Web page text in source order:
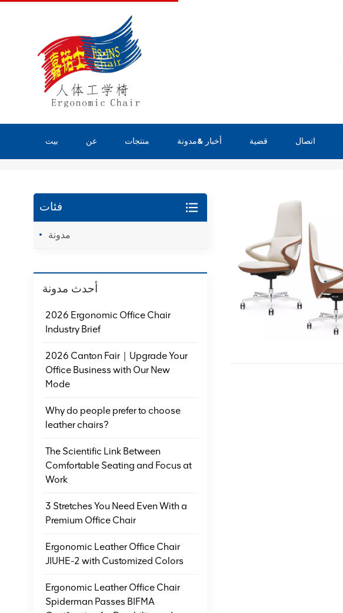
بيت عن منتجات أخبار &مدونة قضية اتصال
يبحث
فئات
مدونة
أحدث مدونة
2026 Ergonomic Office Chair
Industry Brief
2026 Canton Fair｜Upgrade Your
Office Business with Our New
Mode
Why do people prefer to choose
leather chairs?
The Scientific Link Between
Comfortable Seating and Focus at
Work
3 Stretches You Need Even With a
Premium Office Chair
Ergonomic Leather Office Chair
JIUHE-2 with Customized Colors
Ergonomic Leather Office Chair
Spiderman Passes BIFMA